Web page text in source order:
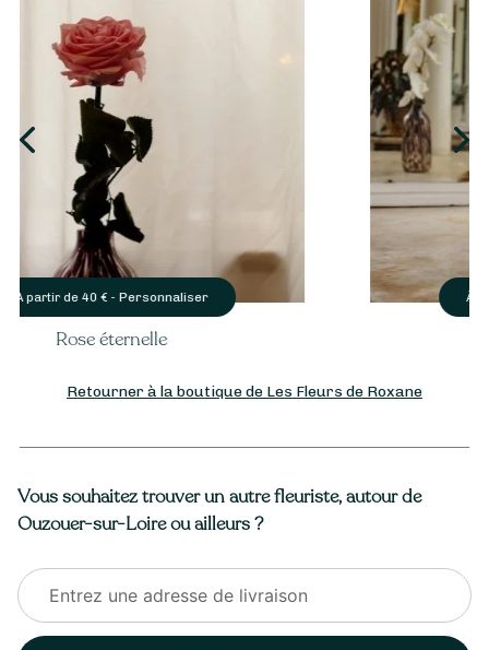
À partir de € -
Retourner à la boutique de Les Fleurs de Roxane
Vous souhaitez trouver un autre fleuriste, autour de
Ouzouer-sur-Loire ou ailleurs ?